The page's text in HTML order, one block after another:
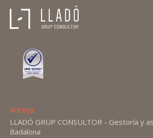
Adreça:
LLADÓ GRUP CONSULTOR - Gestoría y
Badalona